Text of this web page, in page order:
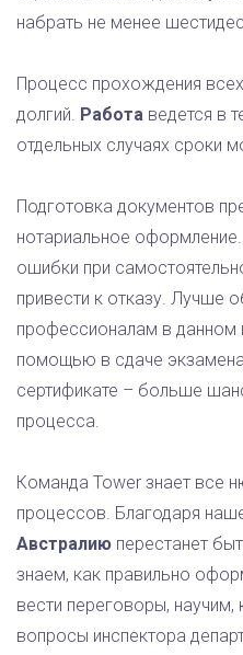
набрать не менее
Процесс прохождения
долгий. Работа ведется в
отдельных случаях сроки
Подготовка документов
нотариальное
ошибки при
привести к отказу. Лучше
профессионалам в данном
помощью в сдаче
сертификате – больше
процесса.
Команда Tower знает все
процессов. Благодаря
Австралию перестанет
знаем, как правильно
вести переговоры, научим,
вопросы инспектора